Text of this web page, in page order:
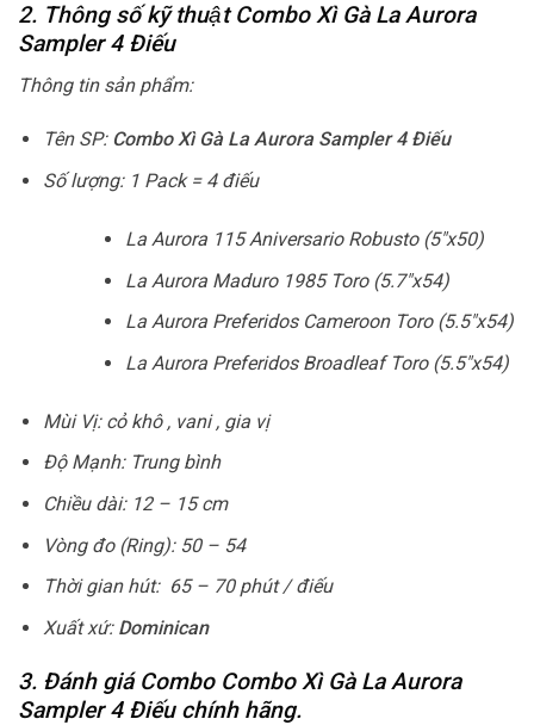
2. Thông số kỹ thuật Combo Xì Gà La Aurora
Sampler 4 Điếu
Thông tin sản phẩm:
Tên SP: Combo Xì Gà La Aurora Sampler 4 Điếu
Số lượng: 1 Pack = 4 điếu
La Aurora 115 Aniversario Robusto (5″x50)
La Aurora Maduro 1985 Toro (5.7″x54)
La Aurora Preferidos Cameroon Toro (5.5″x54)
La Aurora Preferidos Broadleaf Toro (5.5″x54)
Mùi Vị: cỏ khô , vani , gia vị
Độ Mạnh: Trung bình
Chiều dài: 12 – 15 cm
Vòng đo (Ring): 50 – 54
Thời gian hút: 65 – 70 phút / điếu
Xuất xứ: Dominican
3. Đánh giá Combo Combo Xì Gà La Aurora
Sampler 4 Điếu chính hãng.